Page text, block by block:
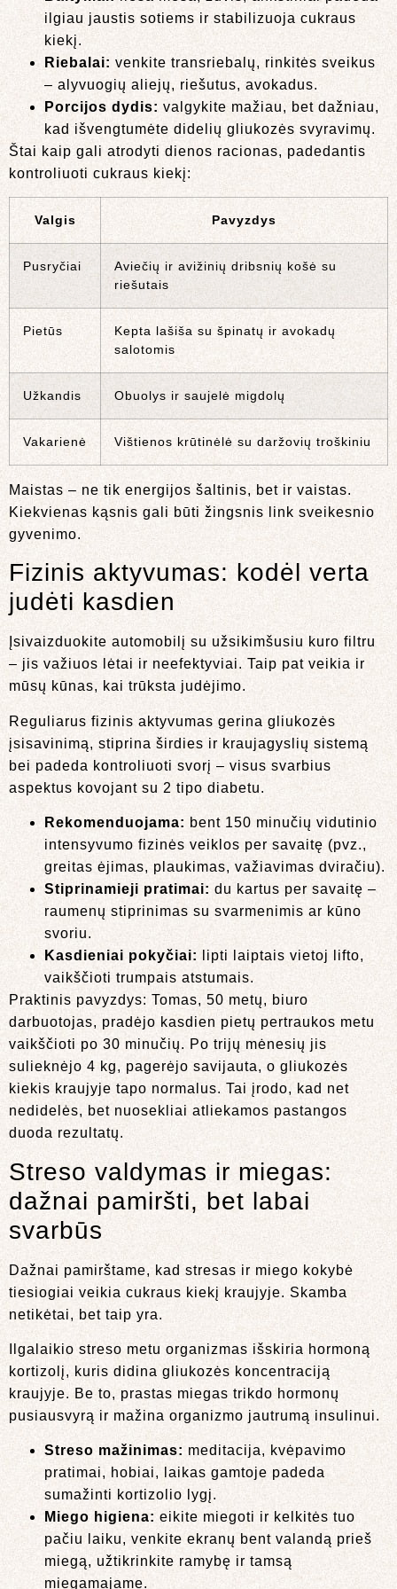
ilgiau jaustis sotiems ir stabilizuoja cukraus
kiekį.
Riebalai: venkite transriebalų, rinkitės sveikus
– alyvuogių aliejų, riešutus, avokadus.
Porcijos dydis: valgykite mažiau, bet dažniau,
kad išvengtumėte didelių gliukozės svyravimų.
Štai kaip gali atrodyti dienos racionas, padedantis
kontroliuoti cukraus kiekį:
Valgis Pavyzdys
Pusryčiai
Aviečių ir avižinių dribsnių košė su
riešutais
Pietūs
Kepta lašiša su špinatų ir avokadų
salotomis
Užkandis Obuolys ir saujelė migdolų
Vakarienė Vištienos krūtinėlė su daržovių troškiniu
Maistas – ne tik energijos šaltinis, bet ir vaistas.
Kiekvienas kąsnis gali būti žingsnis link sveikesnio
gyvenimo.
Fizinis aktyvumas: kodėl verta
judėti kasdien
Įsivaizduokite automobilį su užsikimšusiu kuro filtru
– jis važiuos lėtai ir neefektyviai. Taip pat veikia ir
mūsų kūnas, kai trūksta judėjimo.
Reguliarus fizinis aktyvumas gerina gliukozės
įsisavinimą, stiprina širdies ir kraujagyslių sistemą
bei padeda kontroliuoti svorį – visus svarbius
aspektus kovojant su 2 tipo diabetu.
Rekomenduojama: bent 150 minučių vidutinio
intensyvumo fizinės veiklos per savaitę (pvz.,
greitas ėjimas, plaukimas, važiavimas dviračiu).
Stiprinamieji pratimai: du kartus per savaitę –
raumenų stiprinimas su svarmenimis ar kūno
svoriu.
Kasdieniai pokyčiai:
lipti laiptais vietoj lifto,
vaikščioti trumpais atstumais.
Praktinis pavyzdys: Tomas, 50 metų, biuro
darbuotojas, pradėjo kasdien pietų pertraukos metu
vaikščioti po 30 minučių. Po trijų mėnesių jis
sulieknėjo 4 kg, pagerėjo savijauta, o gliukozės
kiekis kraujyje tapo normalus. Tai įrodo, kad net
nedidelės, bet nuosekliai atliekamos pastangos
duoda rezultatų.
Streso valdymas ir miegas:
dažnai pamiršti, bet labai
svarbūs
Dažnai pamirštame, kad stresas ir miego kokybė
tiesiogiai veikia cukraus kiekį kraujyje. Skamba
netikėtai, bet taip yra.
Ilgalaikio streso metu organizmas išskiria hormoną
kortizolį, kuris didina gliukozės koncentraciją
kraujyje. Be to, prastas miegas trikdo hormonų
pusiausvyrą ir mažina organizmo jautrumą insulinui.
Streso mažinimas: meditacija, kvėpavimo
pratimai, hobiai, laikas gamtoje padeda
sumažinti kortizolio lygį.
Miego higiena: eikite miegoti ir kelkitės tuo
pačiu laiku, venkite ekranų bent valandą prieš
miegą, užtikrinkite ramybę ir tamsą
miegamajame.